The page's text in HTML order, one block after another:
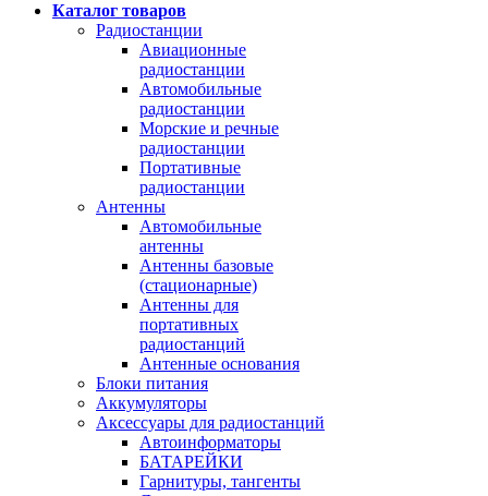
Каталог товаров
Радиостанции
Авиационные
радиостанции
Автомобильные
радиостанции
Морские и речные
радиостанции
Портативные
радиостанции
Антенны
Автомобильные
антенны
Антенны базовые
(стационарные)
Антенны для
портативных
радиостанций
Антенные основания
Блоки питания
Аккумуляторы
Аксессуары для радиостанций
Автоинформаторы
БАТАРЕЙКИ
Гарнитуры, тангенты